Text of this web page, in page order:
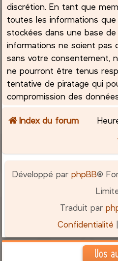
discrétion. En tant que
toutes les informations
stockées dans une base
informations ne soient pas
sans votre consentement,
ne pourront être tenus
tentative de piratage qui
compromission des
Index du forum
Développé parphpBB®
Traduit par
Confidentialité
Vos